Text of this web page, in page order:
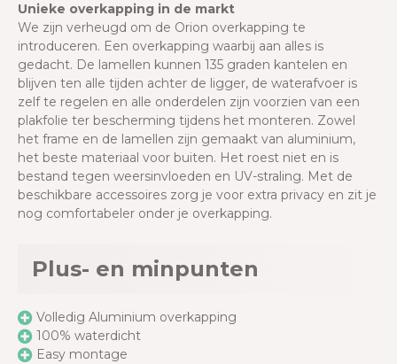
Unieke overkapping in de markt
We zijn verheugd om de Orion overkapping te
introduceren. Een overkapping waarbij aan alles is
gedacht. De lamellen kunnen 135 graden kantelen en
blijven ten alle tijden achter de ligger, de waterafvoer is
zelf te regelen en alle onderdelen zijn voorzien van een
plakfolie ter bescherming tijdens het monteren. Zowel
het frame en de lamellen zijn gemaakt van aluminium,
het beste materiaal voor buiten. Het roest niet en is
bestand tegen weersinvloeden en UV-straling. Met de
beschikbare accessoires zorg je voor extra privacy en zit je
nog comfortabeler onder je overkapping.
Plus- en minpunten
Volledig Aluminium overkapping
100% waterdicht
Easy montage